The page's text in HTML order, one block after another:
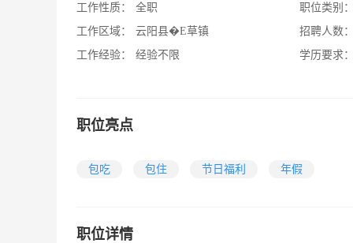
工作性质：
全职
工作区域：
云阳县�E草镇
工作经验：
经验不限
职位类别
招聘人数
学历要求
职位亮点
包吃 包住 节日福利 年假
职位详情